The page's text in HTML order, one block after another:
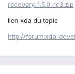
recovery-1.5.0-rc3.zip
lien xda du topic
http://forum.xda-